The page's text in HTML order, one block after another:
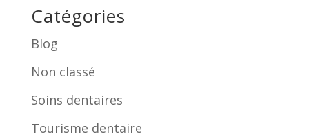
Catégories
Blog
Non classé
Soins dentaires
Tourisme dentaire